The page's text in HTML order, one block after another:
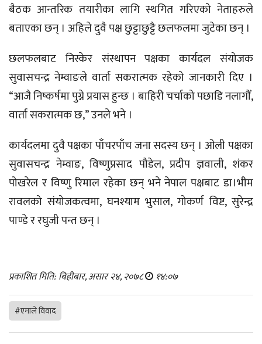
बैठक आन्तरिक तयारीका लागि स्थगित गरिएको नेताहरुले
बताएका छन् । अहिले दुवै पक्ष छुट्टाछुट्टै छलफलमा जुटेका छन् ।
छलफलबाट निस्केर संस्थापन पक्षका कार्यदल संयोजक
सुवासचन्द्र नेम्वाङले वार्ता सकरात्मक रहेको जानकारी दिए ।
“आजै निष्कर्षमा पुग्ने प्रयास हुन्छ । बाहिरी चर्चाको पछाडि नलागौँ,
वार्ता सकरात्मक छ,” उनले भने ।
कार्यदलमा दुवै पक्षका पाँचरपाँच जना सदस्य छन् । ओली पक्षका
सुवासचन्द्र नेम्वाङ, विष्णुप्रसाद पौडेल, प्रदीप ज्ञवाली, शंकर
पोखरेल र विष्णु रिमाल रहेका छन् भने नेपाल पक्षबाट डा।भीम
रावलको संयोजकत्वमा, घनश्याम भुसाल, गोकर्ण विष्ट, सुरेन्द्र
पाण्डे र रघुजी पन्त छन् ।
प्रकाशित मिति: बिहीबार, असार २४, २०७८ १४:०७
#एमाले विवाद